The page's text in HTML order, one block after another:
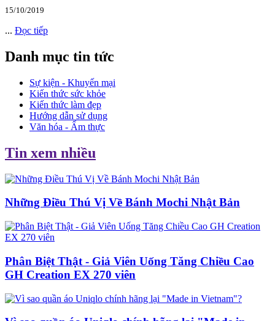
15/10/2019
... Đọc tiếp
Danh mục tin tức
Sự kiện - Khuyến mại
Kiến thức sức khỏe
Kiến thức làm đẹp
Hướng dẫn sử dụng
Văn hóa - Ẩm thực
Tin xem nhiều
Những Điều Thú Vị Về Bánh Mochi Nhật Bản
Phân Biệt Thật - Giả Viên Uống Tăng Chiều Cao
GH Creation EX 270 viên